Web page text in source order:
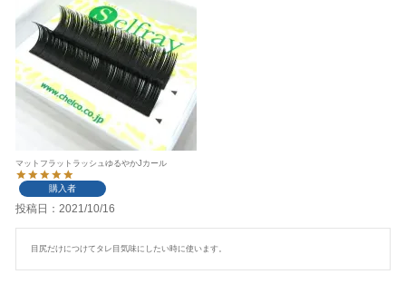
マットフラットラッシュゆるやかJカール
購入者
投稿日 2021/10/16
目尻だけにつけてタレ目気味にしたい時に使います。